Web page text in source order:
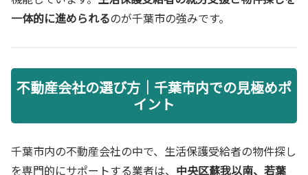
一体的に進められるのが千葉市の強みです。
不動産会社の選び方｜千葉市内での見極めポ
イント
千葉市内の不動産会社の中で、生活保護受給者の物件探し
を専門的にサポートする業者は、 中央区蘇我以南、若葉